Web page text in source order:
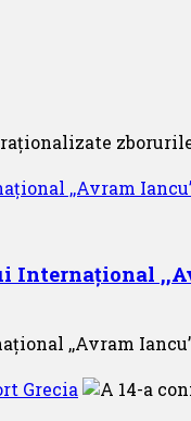
,,Avram
,,Avram
Grecia